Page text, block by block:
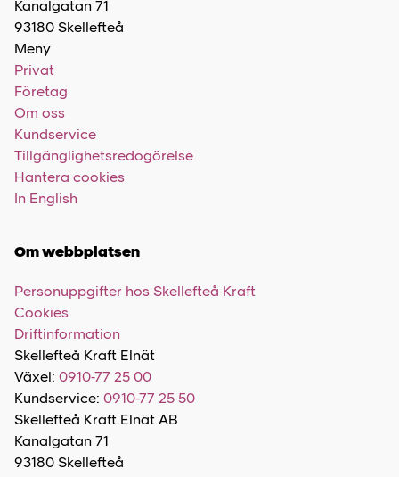
Kanalgatan 71
93180 Skellefteå
Meny
Privat
Företag
Om oss
Kundservice
Tillgänglighetsredogörelse
Hantera cookies
In English
Om webbplatsen
Personuppgifter hos Skellefteå Kraft
Cookies
Driftinformation
Skellefteå Kraft Elnät
Växel: 0910-77 25 00
Kundservice: 0910-77 25 50
Skellefteå Kraft Elnät AB
Kanalgatan 71
93180 Skellefteå